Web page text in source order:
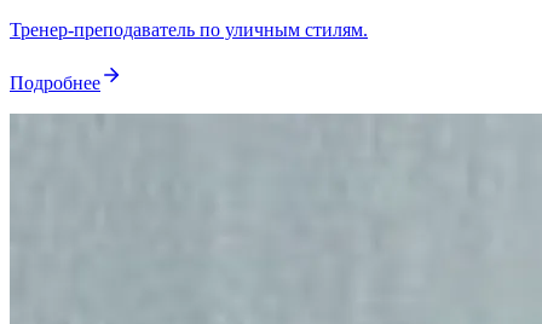
Тренер-преподаватель по уличным стилям.
Подробнее